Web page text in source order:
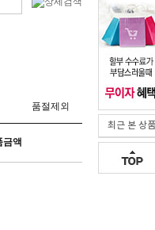
최근 본 상품